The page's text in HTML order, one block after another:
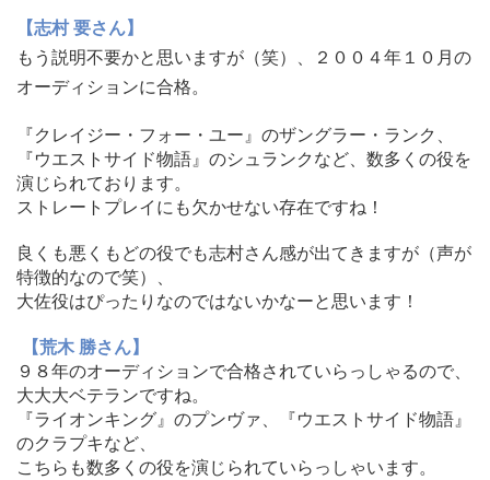
【志村 要さん】
もう説明不要かと思いますが（笑）、２００４年１０月の
オーディションに合格。
『クレイジー・フォー・ ユー』のザングラー・ランク、
『ウエストサイド物語』 のシュランクなど、数多くの役を
演じられております。
ストレートプレイにも欠かせない存在ですね！
良くも悪くもどの役でも志村さん感が出てきますが（声が
特徴的なので笑）、
大佐役はぴったりなのではないかなーと思います！
【荒木 勝さん】
９８年のオーディションで合格されていらっしゃるので、
大大大ベテランですね。
『ライオンキング』のプンヴァ、『ウエストサイド物語』
のクラプキなど、
こちらも数多くの役を演じられていらっしゃいます。